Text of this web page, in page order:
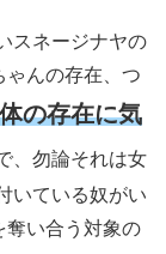
スネージナヤの
んの存在、つ
の存在に気
、勿論それは女
いている奴がい
奪い合う対象の